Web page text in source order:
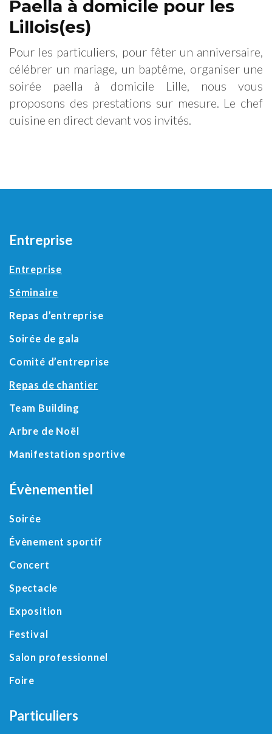
Paella à domicile pour les
Lillois(es)
Pour les particuliers, pour fêter un anniversaire,
célébrer un mariage, un baptême, organiser une
soirée paella à domicile Lille, nous vous
proposons des prestations sur mesure. Le chef
cuisine en direct devant vos invités.
Entreprise
Entreprise
Séminaire
Repas d’entreprise
Soirée de gala
Comité d’entreprise
Repas de chantier
Team Building
Arbre de Noël
Manifestation sportive
Évènementiel
Soirée
Évènement sportif
Concert
Spectacle
Exposition
Festival
Salon professionnel
Foire
Particuliers